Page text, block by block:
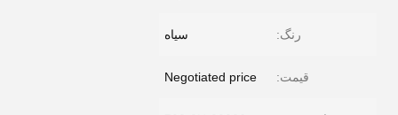
رنگ: سیاه
قیمت: Negotiated price